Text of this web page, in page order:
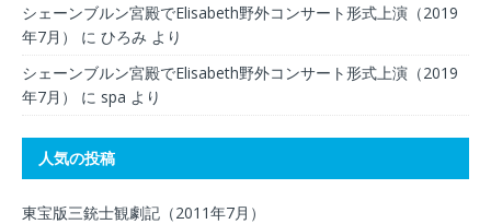
シェーンブルン宮殿でElisabeth野外コンサート形式上演（2019
年7月）
に ひろみ より
シェーンブルン宮殿でElisabeth野外コンサート形式上演（2019
年7月）
に spa より
人気の投稿
東宝版三銃士観劇記（2011年7月）